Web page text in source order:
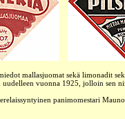
mallasjuomat sekä limonadit
uudelleen vuonna 1925, jolloin sen
panimomestari